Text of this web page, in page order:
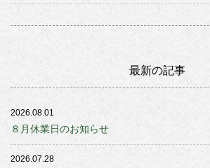
最新の記事
2026.08.01
８月休業日のお知らせ
2026.07.28